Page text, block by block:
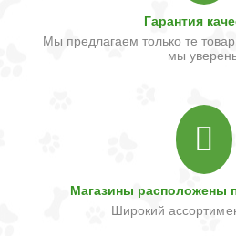
Гарантия
Мы предлагаем только те
мы
Магазины расположены
Широкий